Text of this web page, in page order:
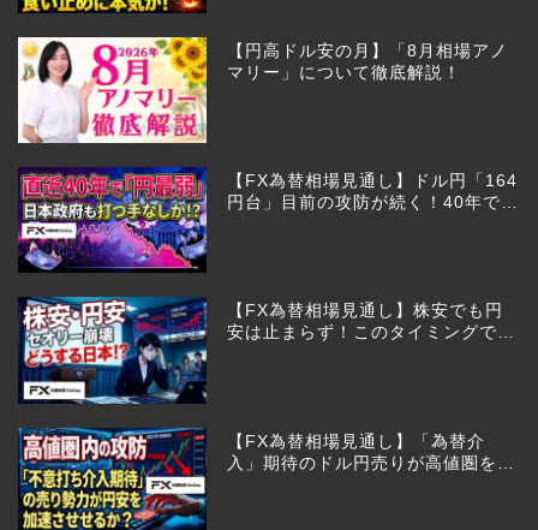
【円高ドル安の月】「8月相場アノ
マリー」について徹底解説！
【FX為替相場見通し】ドル円「164
円台」目前の攻防が続く！40年で円
【FX為替相場見通し】株安でも円
安は止まらず！このタイミングでと
【FX為替相場見通し】「為替介
入」期待のドル円売りが高値圏を維